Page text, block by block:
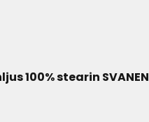
100% stearin SVANEN